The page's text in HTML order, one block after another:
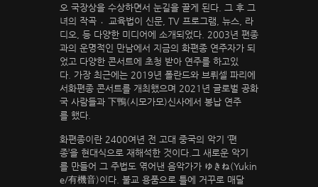
오 국장상을 수상하면서 눈길을 끌게 된다. 그 후 그
녀의 작곡 〮교육법이 신문, TV 프로그램, 뉴스, 라
디오, 등 다양한 미디어에 소개되었다. 2003년 편종
과의 운명적인 만남에서 지금의 화편종 연주자가 되
었고 다양한 콘서트에 초청 받아 연주를 하고있
다. 가장 최근에는 2019년 폴란드와 브뤼셀 파리에
서화편종 콘서트를 개최했으며 2021년 글로벌 공화
국 사람들과 下鴨(시모가모)신사에서 봉납 연주
를 했다.
화편종이란 2400여년 전 고대 중국의 악기 ‘편
종’을 현대식으로 재해석한 것이다.그 새로운 악기
를 만들어 그 주법도 엮어낸 음악가가 ゆきね(Yukin
e/有機音)이다. 불교 용품으로 틀에 거꾸로 매달